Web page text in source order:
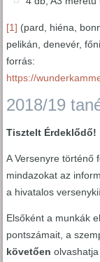
[1] (pard, hiéna,
pelikán, denevér,
forrás:
https://
2018/19
Tisztelt Érdeklődő!
A Versenyre történő
mindazokat az
a hivatalos
Elsőként a munkák
pontszámait, a
követően